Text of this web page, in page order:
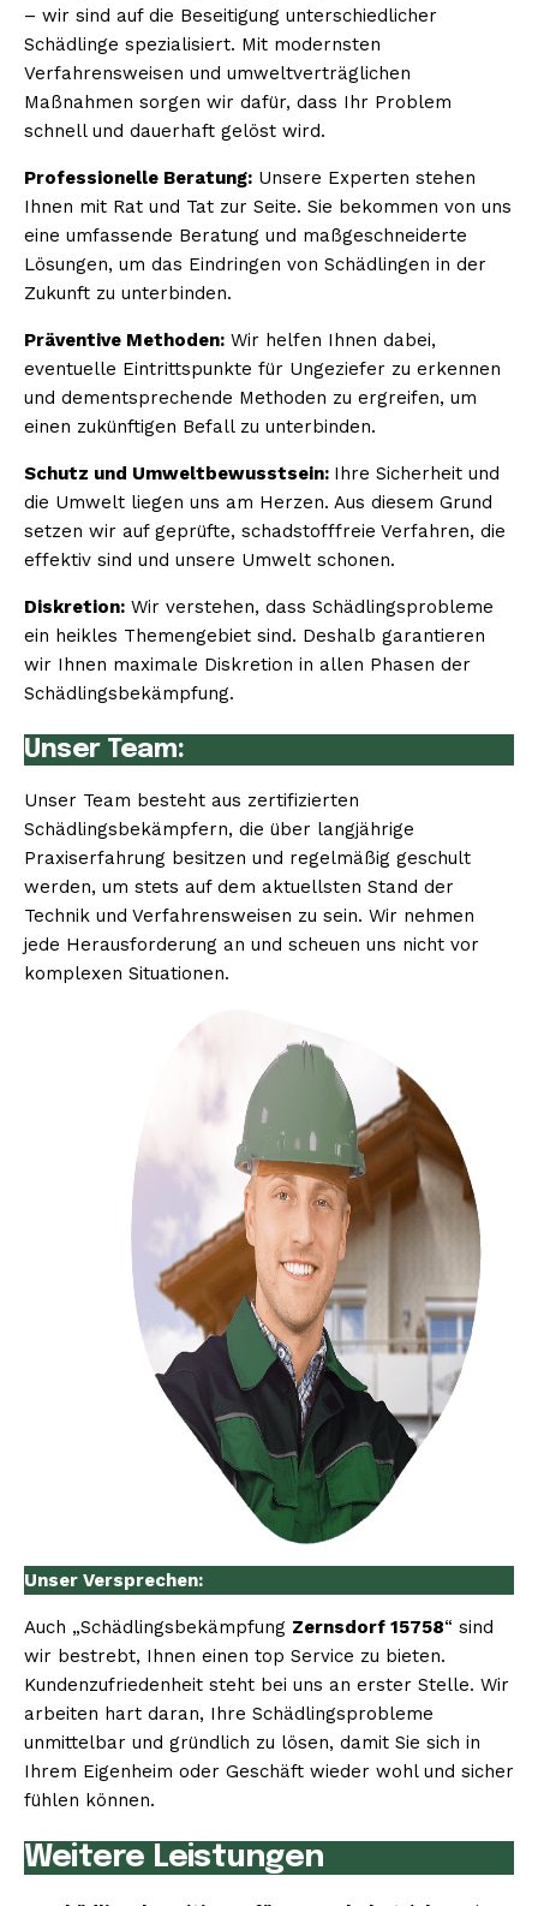
– wir sind auf die Beseitigung unterschiedlicher
Schädlinge spezialisiert. Mit modernsten
Verfahrensweisen und umweltverträglichen
Maßnahmen sorgen wir dafür, dass Ihr Problem
schnell und dauerhaft gelöst wird.
Professionelle Beratung: Unsere Experten stehen
Ihnen mit Rat und Tat zur Seite. Sie bekommen von uns
eine umfassende Beratung und maßgeschneiderte
Lösungen, um das Eindringen von Schädlingen in der
Zukunft zu unterbinden.
Präventive Methoden: Wir helfen Ihnen dabei,
eventuelle Eintrittspunkte für Ungeziefer zu erkennen
und dementsprechende Methoden zu ergreifen, um
einen zukünftigen Befall zu unterbinden.
Schutz und Umweltbewusstsein: Ihre Sicherheit und
die Umwelt liegen uns am Herzen. Aus diesem Grund
setzen wir auf geprüfte, schadstofffreie Verfahren, die
effektiv sind und unsere Umwelt schonen.
Diskretion: Wir verstehen, dass Schädlingsprobleme
ein heikles Themengebiet sind. Deshalb garantieren
wir Ihnen maximale Diskretion in allen Phasen der
Schädlingsbekämpfung.
Unser Team:
Unser Team besteht aus zertifizierten
Schädlingsbekämpfern, die über langjährige
Praxiserfahrung besitzen und regelmäßig geschult
werden, um stets auf dem aktuellsten Stand der
Technik und Verfahrensweisen zu sein. Wir nehmen
jede Herausforderung an und scheuen uns nicht vor
komplexen Situationen.
Unser Versprechen:
Auch „Schädlingsbekämpfung Zernsdorf 15758“ sind
wir bestrebt, Ihnen einen top Service zu bieten.
Kundenzufriedenheit steht bei uns an erster Stelle. Wir
arbeiten hart daran, Ihre Schädlingsprobleme
unmittelbar und gründlich zu lösen, damit Sie sich in
Ihrem Eigenheim oder Geschäft wieder wohl und sicher
fühlen können.
Weitere Leistungen